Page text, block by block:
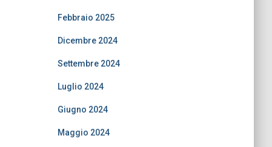
Febbraio 2025
Dicembre 2024
Settembre 2024
Luglio 2024
Giugno 2024
Maggio 2024